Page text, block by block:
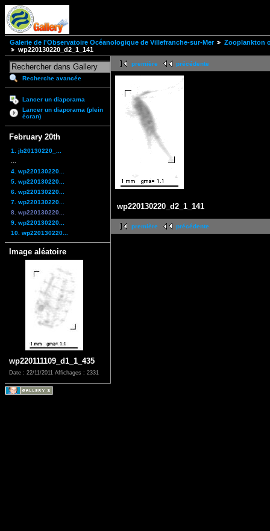
Galerie de l'Observatoire Océanologique de Villefranche-sur-Mer
Zooplankton
wp220130220_d2_1_141
Recherche avancée
Lancer un diaporama
Lancer un diaporama (plein
écran)
February 20th
1. jb20130220_...
4. wp220130220...
5. wp220130220...
6. wp220130220...
7. wp220130220...
8. wp220130220...
9. wp220130220...
10. wp220130220...
Image aléatoire
wp220111109_d1_1_435
Date : 22/11/2011 Affichages : 2331
première précédente
wp220130220_d2_1_141
première précédente